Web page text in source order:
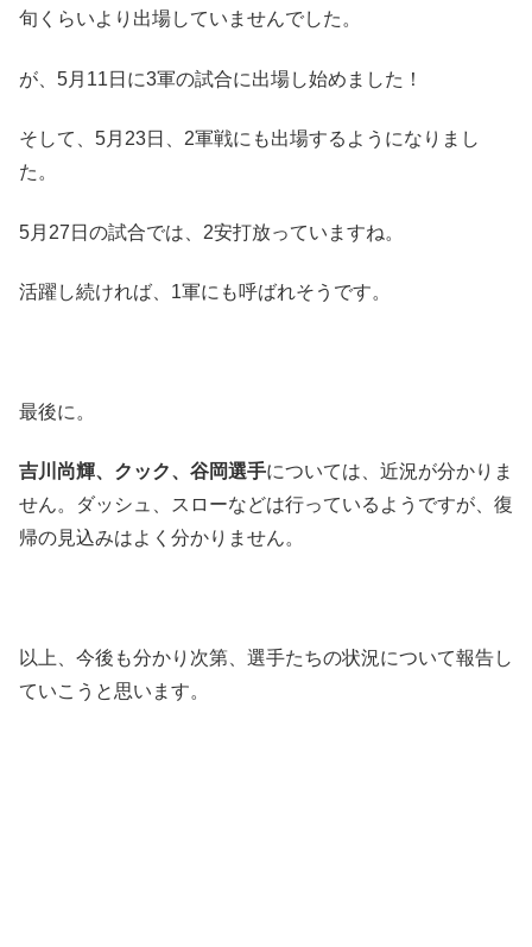
旬くらいより出場していませんでした。
が、5月11日に3軍の試合に出場し始めました！
そして、5月23日、2軍戦にも出場するようになりまし
た。
5月27日の試合では、2安打放っていますね。
活躍し続ければ、1軍にも呼ばれそうです。
最後に。
吉川尚輝、クック、谷岡選手については、近況が分かりま
せん。ダッシュ、スローなどは行っているようですが、復
帰の見込みはよく分かりません。
以上、今後も分かり次第、選手たちの状況について報告し
ていこうと思います。